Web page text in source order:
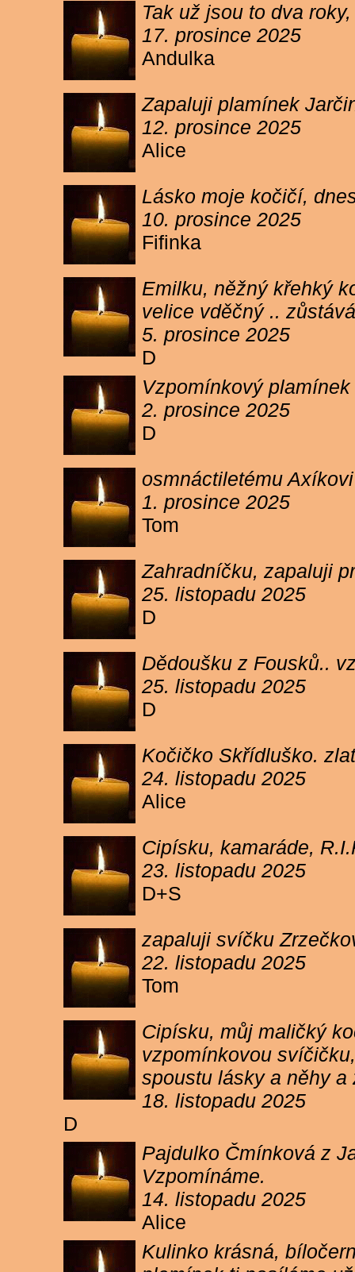
Tak už jsou to dva
17. prosince 2025
Andulka
Zapaluji plamínek
12. prosince 2025
Alice
Lásko moje kočičí,
10. prosince 2025
Fifinka
Emilku, něžný křehký
velice vděčný ..
5. prosince 2025
D
Vzpomínkový
2. prosince 2025
D
osmnáctiletému
1. prosince 2025
Tom
Zahradníčku, zapaluji
25. listopadu 2025
D
Dědoušku z Fousků..
25. listopadu 2025
D
Kočičko Skřídluško.
24. listopadu 2025
Alice
Cipísku, kamaráde,
23. listopadu 2025
D+S
zapaluji svíčku
22. listopadu 2025
Tom
Cipísku, můj maličký
vzpomínkovou
spoustu lásky a něhy
18. listopadu 2025
D
Pajdulko Čmínková z
Vzpomínáme.
14. listopadu 2025
Alice
Kulinko krásná,